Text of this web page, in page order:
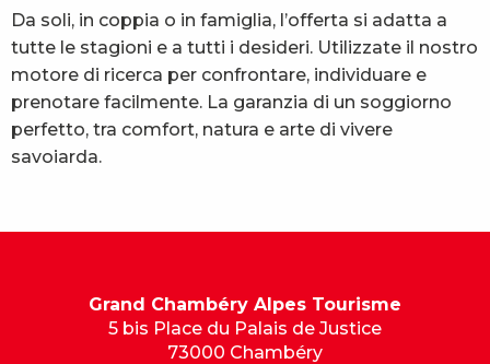
Da soli, in coppia o in famiglia, l’offerta si adatta a
tutte le stagioni e a tutti i desideri. Utilizzate il nostro
motore di ricerca per confrontare, individuare e
prenotare facilmente. La garanzia di un soggiorno
perfetto, tra comfort, natura e arte di vivere
savoiarda.
Grand Chambéry Alpes Tourisme
5 bis Place du Palais de Justice
73000 Chambéry